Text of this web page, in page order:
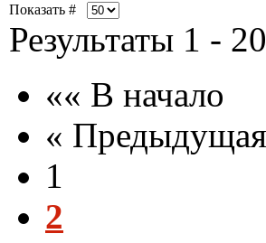
Показать #
Результаты 1 -
«« В начало
« Предыдущая
1
2